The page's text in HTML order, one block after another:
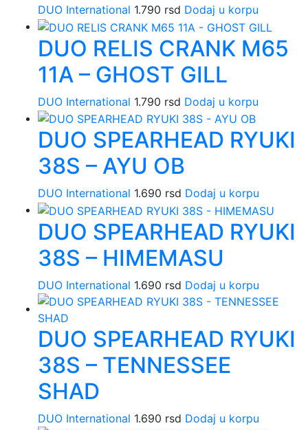
DUO International 1.790 rsd Dodaj u korpu
DUO RELIS CRANK M65
11A – GHOST GILL
DUO International 1.790 rsd Dodaj u korpu
DUO SPEARHEAD RYUKI
38S – AYU OB
DUO International 1.690 rsd Dodaj u korpu
DUO SPEARHEAD RYUKI
38S – HIMEMASU
DUO International 1.690 rsd Dodaj u korpu
DUO SPEARHEAD RYUKI
38S – TENNESSEE
SHAD
DUO International 1.690 rsd Dodaj u korpu